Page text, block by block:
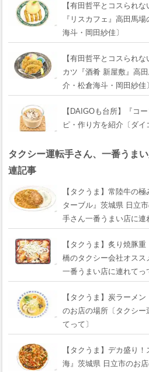
【有田哲平とコスられ
『リスカフェ』高田馬
海斗・岡田紗佳〕
【有田哲平とコスられ
カツ『酒肴 新屋敷』高
介・松倉海斗・岡田紗佳〕
【DAIGOも台所】『コ
ピ・作り方を紹介〔ダイ
タクシー運転手さん、一番うま
連記事
【タクうま】常陸牛の
ターブル』茨城県 日立
手さん一番うまい店に連
【タクうま】炙り焼豚
橋のタクシー会社オス
一番うまい店に連れてっ
【タクうま】炭ラーメ
のお店の場所〔タクシ
てって〕
【タクうま】デカ盛り
海』茨城県 日立市のお